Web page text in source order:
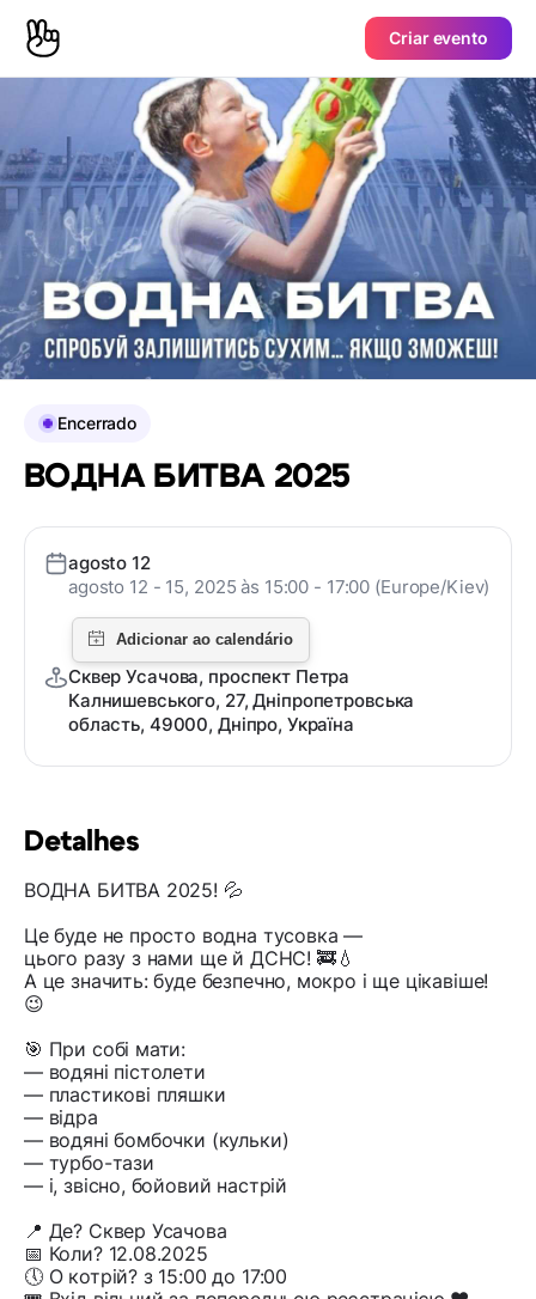
Criar evento
Detalhes
ВОДНА БИТВА 2025! 💦
Це буде не просто водна тусовка —
цього разу з нами ще й ДСНС! 🚒💧
А це значить: буде безпечно, мокро і ще цікавіше!
😉
🎯 При собі мати:
— водяні пістолети
— пластикові пляшки
— відра
— водяні бомбочки (кульки)
— турбо-тази
— і, звісно, бойовий настрій
📍 Де? Сквер Усачова
📅 Коли? 12.08.2025
🕔 О котрій? з 15:00 до 17:00
Encerrado
ВОДНА БИТВА 2025
agosto 12
agosto 12 - 15, 2025 às 15:00 - 17:00 (Europe/Kiev)
Сквер Усачова, проспект Петра
Калнишевського, 27, Дніпропетровська
область, 49000, Дніпро, Україна